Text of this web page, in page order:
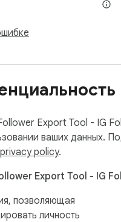
Export Tool - IG
ваших данных.
privacy policy.
Export Tool - IG
позволяющая
личность